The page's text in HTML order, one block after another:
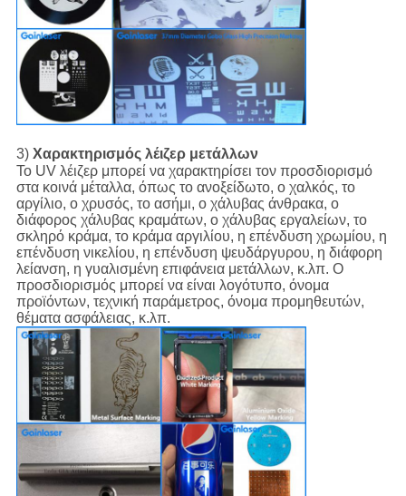
3) Χαρακτηρισμός λέιζερ μετάλλων
Το UV λέιζερ μπορεί να χαρακτηρίσει τον προσδιορισμό
στα κοινά μέταλλα, όπως το ανοξείδωτο, ο χαλκός, το
αργίλιο, ο χρυσός, το ασήμι, ο χάλυβας άνθρακα, ο
διάφορος χάλυβας κραμάτων, ο χάλυβας εργαλείων, το
σκληρό κράμα, το κράμα αργιλίου, η επένδυση χρωμίου, η
επένδυση νικελίου, η επένδυση ψευδάργυρου, η διάφορη
λείανση, η γυαλισμένη επιφάνεια μετάλλων, κ.λπ. Ο
προσδιορισμός μπορεί να είναι λογότυπο, όνομα
προϊόντων, τεχνική παράμετρος, όνομα προμηθευτών,
θέματα ασφάλειας, κ.λπ.